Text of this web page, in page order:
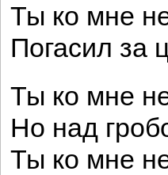
Ты ко мне
Погасил за
Ты ко мне
Но над
Ты ко мне